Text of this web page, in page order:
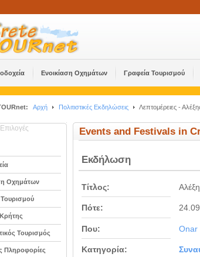
Ενοικίαση Οχημάτων Γραφεία Τουρισμού
Αρχή Πολιτιστικές Εκδηλώσεις Λεπτομέρειες -
Επιλογές
Οχημάτων
Τουρισμός
Πληροφορίες
Events and Festivals in
Εκδήλωση
Τίτλος:
Πότε:
Που: Onar
Κατηγορία: